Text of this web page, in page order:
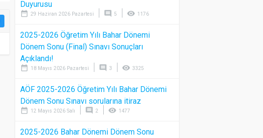
Duyurusu
date_range 29 Haziran 2026 Pazartesi comment 5 visibility 1176
2025-2026 Öğretim Yılı Bahar Dönemi
Dönem Sonu (Final) Sınavı Sonuçları
Açıklandı!
date_range 18 Mayıs 2026 Pazartesi comment 3 visibility 3325
AÖF 2025-2026 Öğretim Yılı Bahar Dönemi
Dönem Sonu Sınavı sorularına itiraz
date_range 12 Mayıs 2026 Salı comment 2 visibility 1477
2025-2026 Bahar Dönemi Dönem Sonu